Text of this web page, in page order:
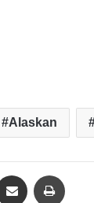
Alaskan
Condividi via mail